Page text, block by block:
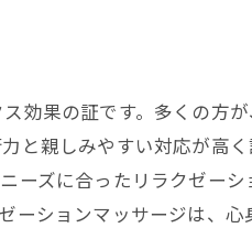
効果の証です。多くの方
と親しみやすい対応が高
ーズに合ったリラクゼー
ーションマッサージは、心